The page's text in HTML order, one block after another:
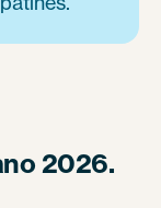
2026.